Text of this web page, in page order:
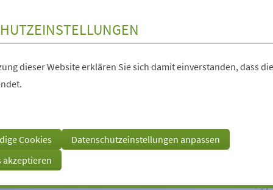
dieser Website erklären Sie sich damit einverstanden, dass
Cookies
Datenschutzeinstellungen anpassen
akzeptieren